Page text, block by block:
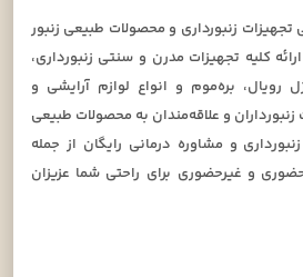
تجهیزات زنبورداری و محصولات طبیعی زنبور
کلیه تجهیزات مدرن و سنتی زنبورداری،
بره‌موم و انواع لوازم آرایشی و
و علاقه‌مندان به محصولات طبیعی
و مشاوره درمانی رایگان از جمله
و غیرحضوری برای راحتی شما عزیزان